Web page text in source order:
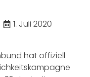
1. Juli 2020
hat offiziell